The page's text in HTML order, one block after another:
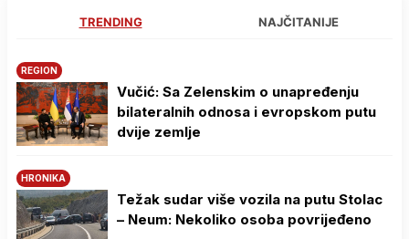
TRENDING NAJČITANIJE
REGION
Vučić: Sa Zelenskim o unapređenju
bilateralnih odnosa i evropskom putu
dvije zemlje
HRONIKA
Težak sudar više vozila na putu Stolac
– Neum: Nekoliko osoba povrijeđeno